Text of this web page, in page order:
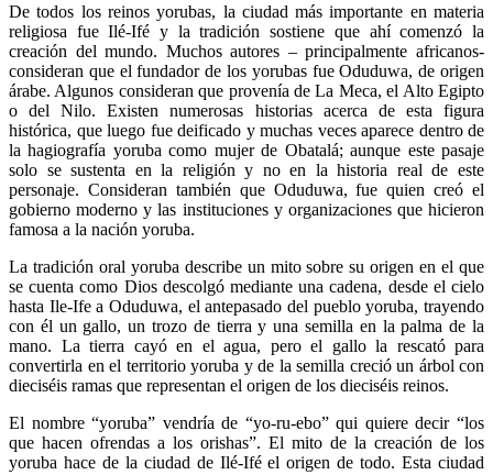
De todos los reinos yorubas, la ciudad más importante en materia
religiosa fue Ilé-Ifé y la tradición sostiene que ahí comenzó la
creación del mundo. Muchos autores – principalmente africanos-
consideran que el fundador de los yorubas fue Oduduwa, de origen
árabe. Algunos consideran que provenía de La Meca, el Alto Egipto
o del Nilo. Existen numerosas historias acerca de esta figura
histórica, que luego fue deificado y muchas veces aparece dentro de
la hagiografía yoruba como mujer de Obatalá; aunque este pasaje
solo se sustenta en la religión y no en la historia real de este
personaje. Consideran también que Oduduwa, fue quien creó el
gobierno moderno y las instituciones y organizaciones que hicieron
famosa a la nación yoruba.
La tradición oral yoruba describe un mito sobre su origen en el que
se cuenta como Dios descolgó mediante una cadena, desde el cielo
hasta Ile-Ife a Oduduwa, el antepasado del pueblo yoruba, trayendo
con él un gallo, un trozo de tierra y una semilla en la palma de la
mano. La tierra cayó en el agua, pero el gallo la rescató para
convertirla en el territorio yoruba y de la semilla creció un árbol con
dieciséis ramas que representan el origen de los dieciséis reinos.
El nombre “yoruba” vendría de “yo-ru-ebo” qui quiere decir “los
que hacen ofrendas a los orishas”. El mito de la creación de los
yoruba hace de la ciudad de Ilé-Ifé el origen de todo. Esta ciudad